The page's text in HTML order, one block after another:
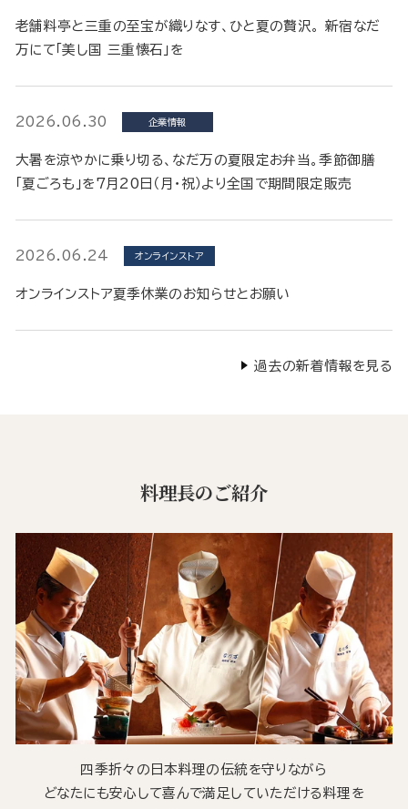
老舗料亭と三重の至宝が織りなす、ひと夏の贅沢。 新宿なだ
万にて「美し国 三重懐石」を
2026.06.30 企業情報
大暑を涼やかに乗り切る、なだ万の夏限定お弁当。季節御膳
「夏ごろも」を7月20日（月・祝）より全国で期間限定販売
2026.06.24 オンラインストア
オンラインストア夏季休業のお知らせとお願い
過去の新着情報を見る
料理長のご紹介
四季折々の日本料理の伝統を守りながら
どなたにも安心して喜んで満足していただける料理を